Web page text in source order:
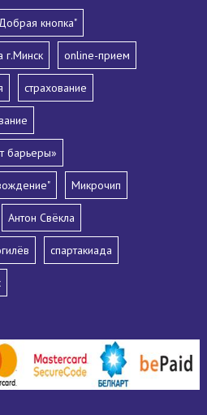
кнопка"
г.Минск online-прием
страхование
барьеры»
Микрочип
Антон Свёкла
спартакиада